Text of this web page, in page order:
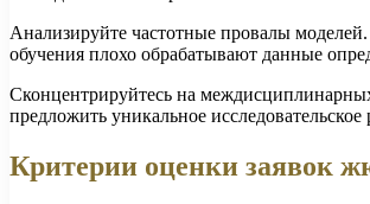
Анализируйте частотные провалы
обучения плохо обрабатывают данные
Сконцентрируйтесь на
предложить уникальное
Критерии оценки заявок